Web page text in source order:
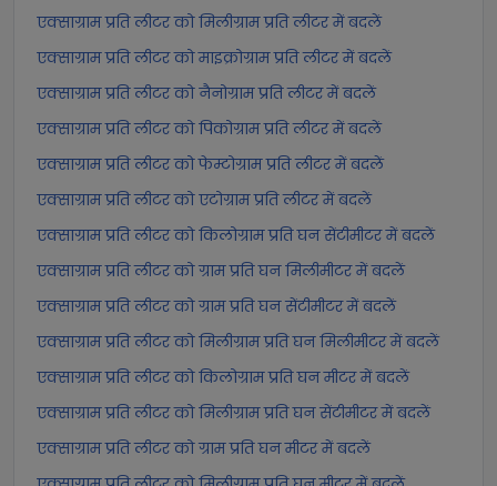
एक्साग्राम प्रति लीटर को मिलीग्राम प्रति लीटर में बदलें
एक्साग्राम प्रति लीटर को माइक्रोग्राम प्रति लीटर में बदलें
एक्साग्राम प्रति लीटर को नैनोग्राम प्रति लीटर में बदलें
एक्साग्राम प्रति लीटर को पिकोग्राम प्रति लीटर में बदलें
एक्साग्राम प्रति लीटर को फेम्टोग्राम प्रति लीटर में बदलें
एक्साग्राम प्रति लीटर को एटोग्राम प्रति लीटर में बदलें
एक्साग्राम प्रति लीटर को किलोग्राम प्रति घन सेंटीमीटर में बदलें
एक्साग्राम प्रति लीटर को ग्राम प्रति घन मिलीमीटर में बदलें
एक्साग्राम प्रति लीटर को ग्राम प्रति घन सेंटीमीटर में बदलें
एक्साग्राम प्रति लीटर को मिलीग्राम प्रति घन मिलीमीटर में बदलें
एक्साग्राम प्रति लीटर को किलोग्राम प्रति घन मीटर में बदलें
एक्साग्राम प्रति लीटर को मिलीग्राम प्रति घन सेंटीमीटर में बदलें
एक्साग्राम प्रति लीटर को ग्राम प्रति घन मीटर में बदलें